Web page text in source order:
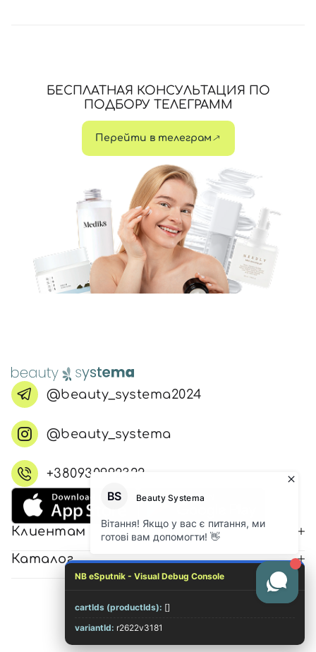
БЕСПЛАТНАЯ КОНСУЛЬТАЦИЯ ПО
ПОДБОРУ ТЕЛЕГРАММ
Перейти в телеграм
@beauty_systema2024
@beauty_systema
+380930992322
Клиентам
Каталог
© 2026 Все права защищены
NB eSputnik - Visual Debug Console
cartIds (productIds): []
variantId: r2622v3181